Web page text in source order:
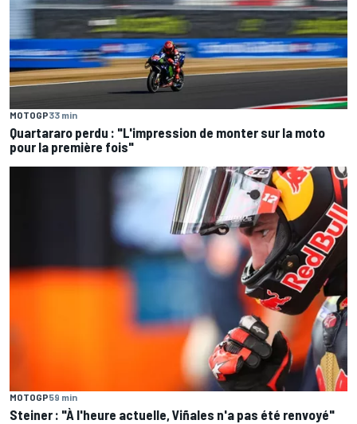
MOTOGP33 min
Quartararo perdu : "L'impression de monter sur la moto
pour la première fois"
MOTOGP59 min
Steiner : "À l'heure actuelle, Viñales n'a pas été renvoyé"